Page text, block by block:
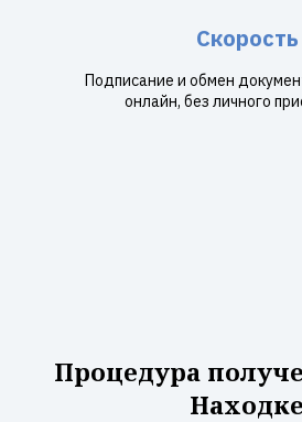
Скорость
Подписание и обмен
онлайн, без личного
Процедура
Находке